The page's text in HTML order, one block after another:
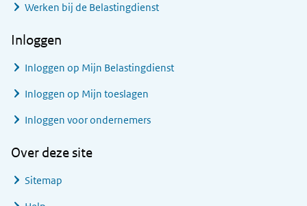
Werken bij de Belastingdienst
Inloggen
Inloggen op Mijn Belastingdienst
Inloggen op Mijn toeslagen
Inloggen voor ondernemers
Over deze site
Sitemap